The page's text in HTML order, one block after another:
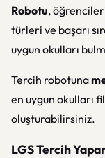
Robotu,
türleri ve başarı
uygun okulları
Tercih robotuna
en uygun okulları
oluşturabilirsiniz.
LGS Tercih